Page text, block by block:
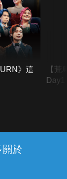
於
》這
【荒